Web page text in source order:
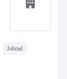
Jobrad